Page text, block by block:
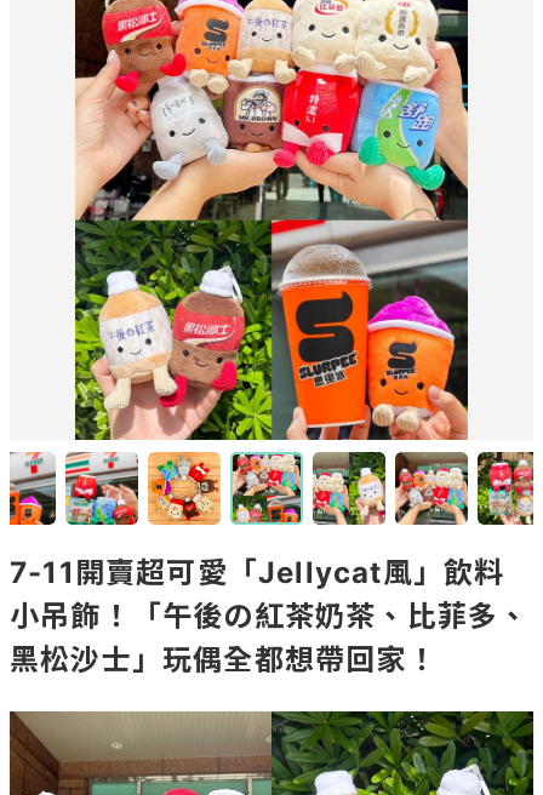
7-11開賣超可愛「Jellycat風」飲料
小吊飾！「午後の紅茶奶茶、比菲多、
黑松沙士」玩偶全都想帶回家！